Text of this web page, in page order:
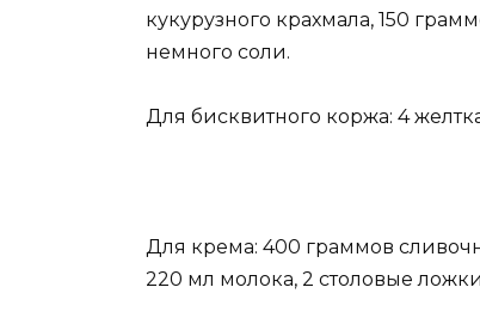
кукурузного крахмала, 150
немного соли.
Для бисквитного коржа: 4
Для крема: 400 граммов
220 мл молока, 2 столовые